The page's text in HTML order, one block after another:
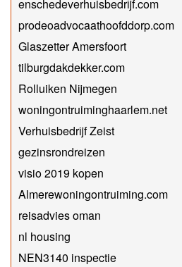
enschedeverhuisbedrijf.com
prodeoadvocaathoofddorp.com
Glaszetter Amersfoort
tilburgdakdekker.com
Rolluiken Nijmegen
woningontruiminghaarlem.net
Verhuisbedrijf Zeist
gezinsrondreizen
visio 2019 kopen
Almerewoningontruiming.com
reisadvies oman
nl housing
NEN3140 inspectie